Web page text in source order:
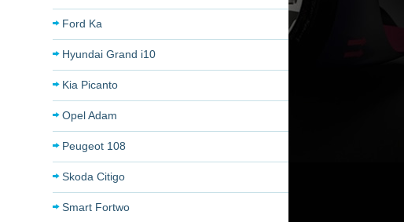
Ford Ka
Hyundai Grand i10
Kia Picanto
Opel Adam
Peugeot 108
Skoda Citigo
Smart Fortwo